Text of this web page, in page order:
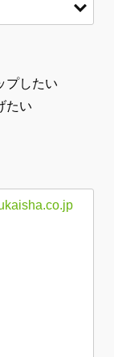
プしたい
たい